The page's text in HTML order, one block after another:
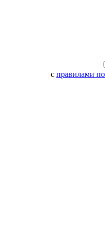
с правилами